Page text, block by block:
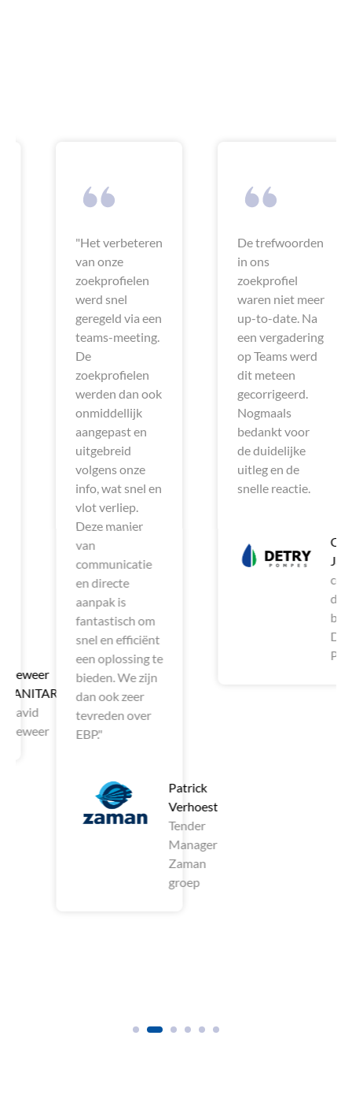
Patrick
Verhoest
Tender
Manager
Zaman
groep
"Het verbeteren
van onze
zoekprofielen
werd snel
geregeld via een
teams-meeting.
zoekprofielen
werden dan ook
onmiddellijk
aangepast en
uitgebreid
volgens onze
info, wat snel en
vlot verliep.
Deze manier
communicatie
en directe
aanpak is
fantastisch om
snel en efficiënt
een oplossing te
bieden. We zijn
dan ook zeer
tevreden over
EBP."
Cédric
Jadin
DETRY
Pompes
De trefwoorden
in ons
zoekprofiel
waren niet meer
up-to-date. Na
een vergadering
op Teams werd
dit meteen
gecorrigeerd.
Nogmaals
bedankt voor
de duidelijke
uitleg en de
snelle reactie.